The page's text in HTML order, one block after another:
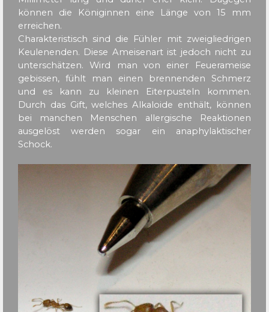
können die Königinnen eine Länge von 15 mm
erreichen.
Charakteristisch sind die Fühler mit zweigliedrigen
Keulenenden. Diese Ameisenart ist jedoch nicht zu
unterschätzen. Wird man von einer Feuerameise
gebissen, fühlt man einen brennenden Schmerz
und es kann zu kleinen Eiterpusteln kommen.
Durch das Gift, welches Alkaloide enthält, können
bei manchen Menschen allergische Reaktionen
ausgelöst werden sogar ein anaphylaktischer
Schock.